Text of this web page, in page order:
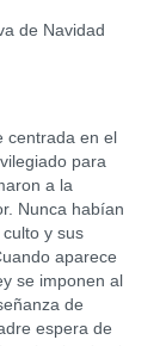
de Navidad
en el
para
a la
Nunca habían
y sus
aparece
se imponen al
de
espera de